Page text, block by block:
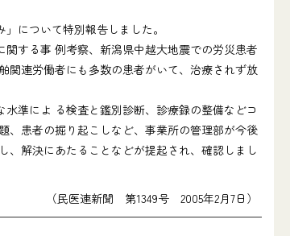
について特別報告しました。
する事 例考察、新潟県中越大地震での労災患者
関連労働者にも多数の患者がいて、治療されず放
準によ る検査と鑑別診断、診療録の整備などコ
、患者の掘り起こしなど、事業所の管理部が今後
、解決にあたることなどが提起され、確認しまし
（民医連新聞 第1349号 2005年2月7日）